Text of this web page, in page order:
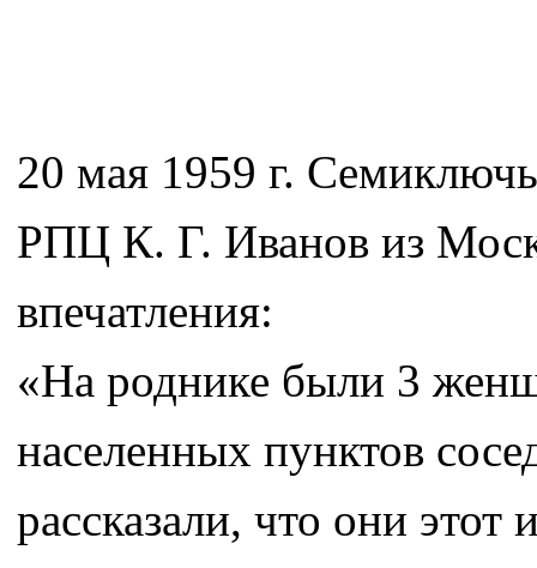
20 мая 1959 г.
РПЦ К. Г. Иванов из
впечатления:
«На роднике были 3
населенных пунктов
рассказали, что они